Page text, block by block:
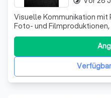
Visuelle Kommunikation
Foto- und
authentische
Anspruch und Ausstrahlung.